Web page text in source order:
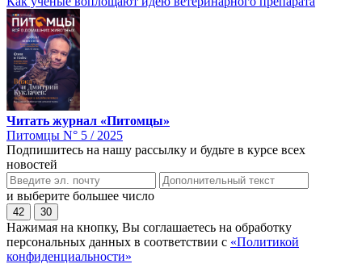
Читать журнал «Питомцы»
Питомцы N° 5 / 2025
Подпишитесь на нашу рассылку и будьте в курсе всех
новостей
и выберите большее число
42 30
Нажимая на кнопку, Вы соглашаетесь на обработку
персональных данных в соответствии с «Политикой
конфиденциальности»